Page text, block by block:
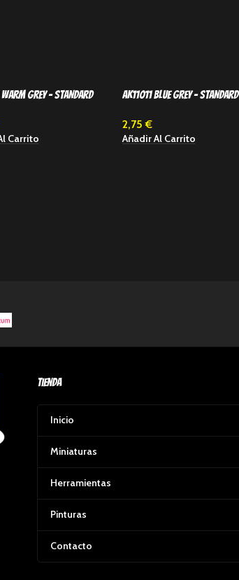
GREY – STANDARD
Carrito
AK11011 BLUE GREY – STANDARD
2,75€
Añadir Al Carrito
Tienda
Inicio
Miniaturas
Herramientas
Pinturas
Contacto